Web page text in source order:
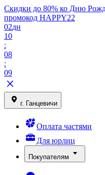
Скидки до 80% ко Дню
промокод HAPPY22
02дн
10
:
08
:
09
г. Ганцевичи
Оплата частями
Для юрлиц
Покупателям